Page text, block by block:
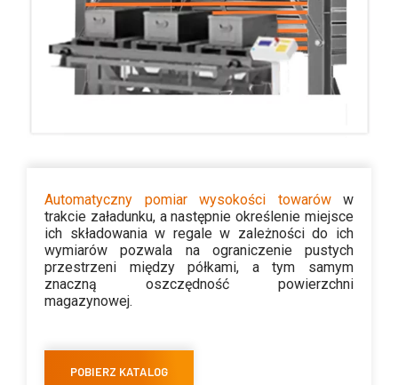
Automatyczny pomiar wysokości towaróww
trakcie załadunku, a następnie określenie miejsce
ich składowania w regale w zależności do ich
wymiarów pozwala na ograniczenie pustych
przestrzeni między półkami, a tym samym
znaczną oszczędność powierzchni
magazynowej.
POBIERZ KATALOG